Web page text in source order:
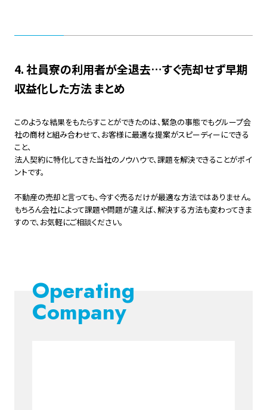
4. 社員寮の利用者が全退去…すぐ売却せず早期
収益化した方法 まとめ
このような結果をもたらすことができたのは、緊急の事態でもグループ会
社の商材と組み合わせて、お客様に最適な提案がスピーディーにできる
こと、
法人契約に特化してきた当社のノウハウで、課題を解決できることがポイ
ントです。
不動産の売却と言っても、今すぐ売るだけが最適な方法ではありません。
もちろん会社によって課題や問題が違えば、解決する方法も変わってきま
すので、お気軽にご相談ください。
Operating
Company